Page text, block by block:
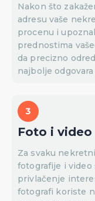
Nakon što
adresu vaše
procenu i
prednostima
da precizno
najbolje
Foto i video
Za svaku
fotografije i video
privlačenje
fotografi koriste